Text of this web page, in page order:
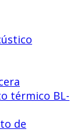
térmico BL-
de